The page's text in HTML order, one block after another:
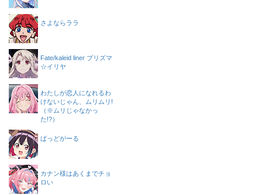
さよならララ
Fate/kaleid liner プリズマ
☆イリヤ
わたしが恋人になれるわ
けないじゃん、ムリムリ!
（※ムリじゃなかっ
た!?）
ばっどがーる
カナン様はあくまでチョ
ロい